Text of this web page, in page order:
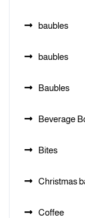
baubles
baubles
Baubles
Beverage
Bites
Christmas
Coffee